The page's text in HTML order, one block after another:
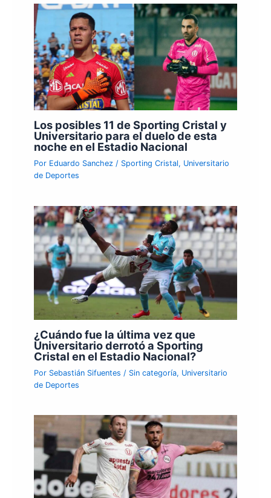
Los posibles 11 de Sporting Cristal y
Universitario para el duelo de esta
noche en el Estadio Nacional
Por Eduardo Sanchez / Sporting Cristal, Universitario
de Deportes
¿Cuándo fue la última vez que
Universitario derrotó a Sporting
Cristal en el Estadio Nacional?
Por Sebastián Sifuentes / Sin categoría, Universitario
de Deportes